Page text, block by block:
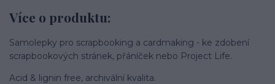
Více o produktu:
Samolepky pro scrapbooking a cardmaking - ke zdobení
scrapbookových stránek, přáníček nebo Project Life.
Acid & lignin free, archivální kvalita.